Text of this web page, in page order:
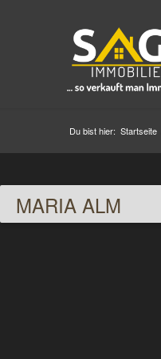
Du bist hier: Startseite
MARIA ALM